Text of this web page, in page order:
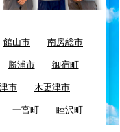
館山市 南房総市
勝浦市 御宿町
市 木更津市
一宮町 睦沢町